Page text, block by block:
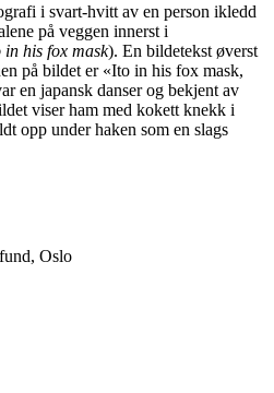
i svart-hvitt av en person ikledd
på veggen innerst i
in his fox mask). En bildetekst øverst
på bildet er «Ito in his fox mask,
en japansk danser og bekjent av
viser ham med kokett knekk i
opp under haken som en slags
Oslo